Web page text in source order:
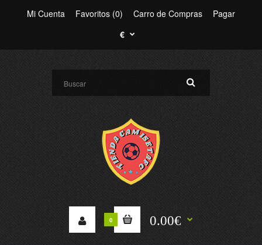
Mi Cuenta Favoritos (0) Carro de Compras
Pagar
€
0 0.00€